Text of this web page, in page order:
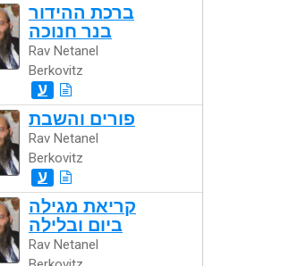
ברכת ההידור
בנר חנוכה
Rav Netanel
Berkovitz
ע
פורים והשבת
Rav Netanel
Berkovitz
ע
קריאת מגילה
ביום ובלילה
Rav Netanel